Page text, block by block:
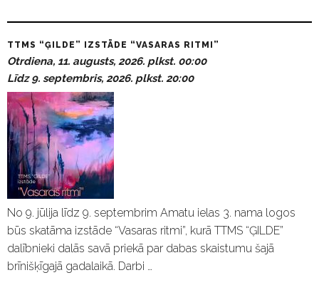
TTMS “ĢILDE” IZSTĀDE “VASARAS RITMI”
Otrdiena, 11. augusts, 2026. plkst. 00:00
Līdz 9. septembris, 2026. plkst. 20:00
No 9. jūlija līdz 9. septembrim Amatu ielas 3. nama logos
būs skatāma izstāde “Vasaras ritmi”, kurā TTMS “ĢILDE”
dalībnieki dalās savā priekā par dabas skaistumu šajā
brīnišķīgajā gadalaikā. Darbi …